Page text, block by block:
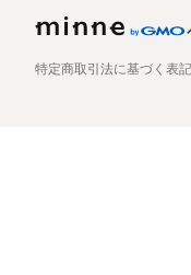
特定商取引法に基づく表記